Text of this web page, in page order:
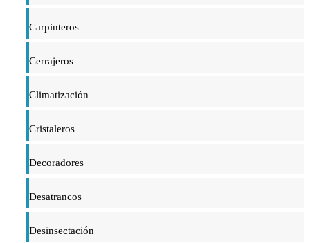
Carpinteros
Cerrajeros
Climatización
Cristaleros
Decoradores
Desatrancos
Desinsectación